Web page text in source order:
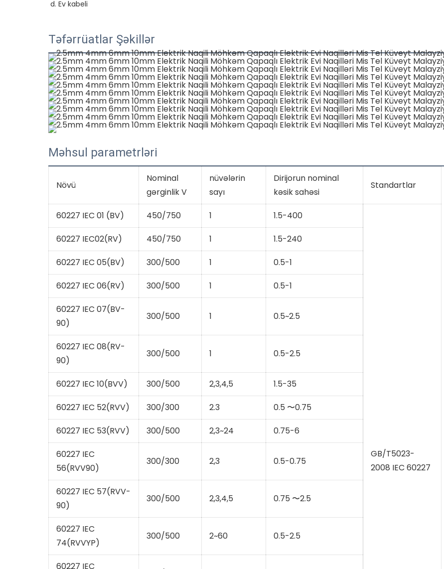
Təfərrüatlar Şəkillər
Məhsul parametrləri
Növü
Nominal
gərginlik V
nüvələrin
sayı
Dirijorun nominal
kəsik sahəsi
Standartlar
60227 IEC 01 (BV) 450/750 1 1.5-400
GB/T5023-
2008 IEC 60227
60227 IEC02(RV) 450/750 1 1.5-240
60227 IEC 05(BV) 300/500 1 0.5-1
60227 IEC 06(RV) 300/500 1 0.5-1
60227 IEC 07(BV-
90)
300/500 1 0.5~2.5
60227 IEC 08(RV-
90)
300/500 1 0.5-2.5
60227 IEC 10(BVV) 300/500 2,3,4,5 1.5-35
60227 IEC 52(RVV) 300/300 2.3 0.5 〜0.75
60227 IEC 53(RVV) 300/500 2,3~24 0.75-6
60227 IEC
56(RVV90)
300/300 2,3 0.5-0.75
60227 IEC 57(RVV-
90)
300/500 2,3,4,5 0.75 〜2.5
60227 IEC
74(RVVYP)
300/500 2~60 0.5-2.5
60227 IEC